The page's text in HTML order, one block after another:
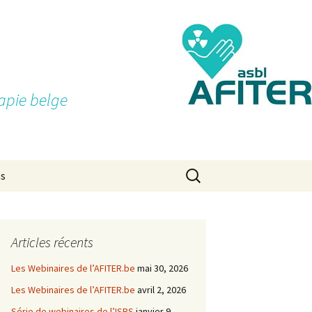
belge
Rechercher :
Articles récents
Les Webinaires de l’AFITER.be mai 30, 2026
Les Webinaires de l’AFITER.be avril 2, 2026